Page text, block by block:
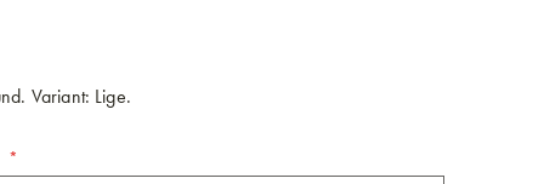
Variant: Lige.